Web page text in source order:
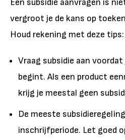
Een subsidie aanvragen is
vergroot je de kans op
Houd rekening met deze tips:
Vraag subsidie aan
begint. Als een product
krijg je meestal geen
De meeste
inschrijfperiode. Let goed